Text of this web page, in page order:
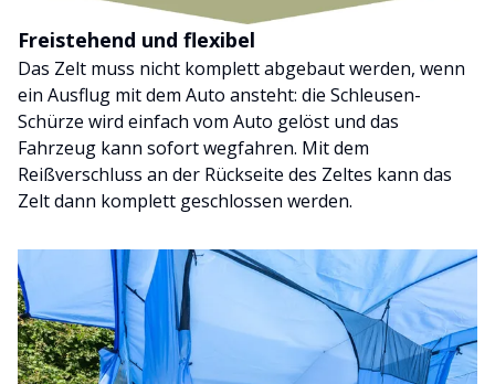
Freistehend und flexibel
Das Zelt muss nicht komplett abgebaut werden, wenn
ein Ausflug mit dem Auto ansteht: die Schleusen-
Schürze wird einfach vom Auto gelöst und das
Fahrzeug kann sofort wegfahren. Mit dem
Reißverschluss an der Rückseite des Zeltes kann das
Zelt dann komplett geschlossen werden.